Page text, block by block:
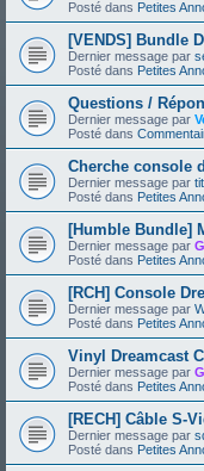
Posté dans Petites
[VENDS] Bundle
Dernier message par
Posté dans Petites
Questions /
Dernier message par
Posté dans
Cherche console
Dernier message par
Posté dans Petites
[Humble Bundle]
Dernier message par
Posté dans Petites
[RCH] Console
Dernier message par
Posté dans Petites
Vinyl Dreamcast
Dernier message par
Posté dans Petites
[RECH] Câble S-
Dernier message par
Posté dans Petites